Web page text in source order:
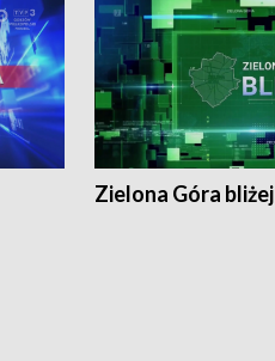
Zielona Góra bliżej